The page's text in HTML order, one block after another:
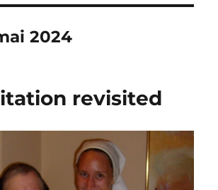
2024
revisited